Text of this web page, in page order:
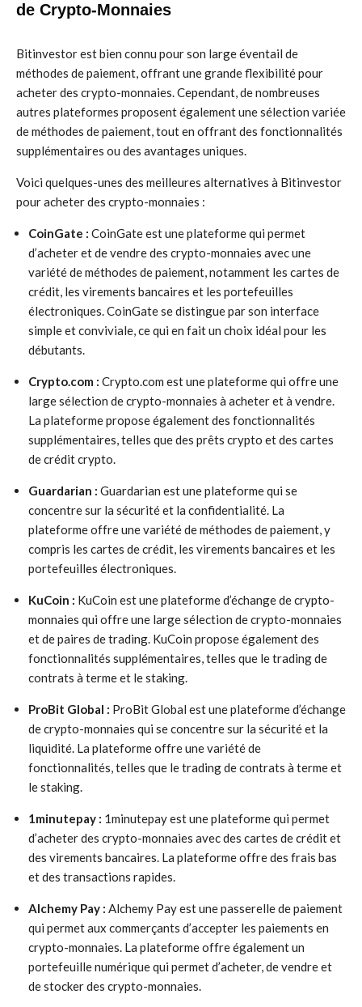
de Crypto-Monnaies
Bitinvestor est bien connu pour son large éventail de
méthodes de paiement, offrant une grande flexibilité pour
acheter des crypto-monnaies. Cependant, de nombreuses
autres plateformes proposent également une sélection variée
de méthodes de paiement, tout en offrant des fonctionnalités
supplémentaires ou des avantages uniques.
Voici quelques-unes des meilleures alternatives à Bitinvestor
pour acheter des crypto-monnaies :
CoinGate : CoinGate est une plateforme qui permet
d’acheter et de vendre des crypto-monnaies avec une
variété de méthodes de paiement, notamment les cartes de
crédit, les virements bancaires et les portefeuilles
électroniques. CoinGate se distingue par son interface
simple et conviviale, ce qui en fait un choix idéal pour les
débutants.
Crypto.com : Crypto.com est une plateforme qui offre une
large sélection de crypto-monnaies à acheter et à vendre.
La plateforme propose également des fonctionnalités
supplémentaires, telles que des prêts crypto et des cartes
de crédit crypto.
Guardarian : Guardarian est une plateforme qui se
concentre sur la sécurité et la confidentialité. La
plateforme offre une variété de méthodes de paiement, y
compris les cartes de crédit, les virements bancaires et les
portefeuilles électroniques.
KuCoin : KuCoin est une plateforme d’échange de crypto-
monnaies qui offre une large sélection de crypto-monnaies
et de paires de trading. KuCoin propose également des
fonctionnalités supplémentaires, telles que le trading de
contrats à terme et le staking.
ProBit Global : ProBit Global est une plateforme d’échange
de crypto-monnaies qui se concentre sur la sécurité et la
liquidité. La plateforme offre une variété de
fonctionnalités, telles que le trading de contrats à terme et
le staking.
1minutepay : 1minutepay est une plateforme qui permet
d’acheter des crypto-monnaies avec des cartes de crédit et
des virements bancaires. La plateforme offre des frais bas
et des transactions rapides.
Alchemy Pay : Alchemy Pay est une passerelle de paiement
qui permet aux commerçants d’accepter les paiements en
crypto-monnaies. La plateforme offre également un
portefeuille numérique qui permet d’acheter, de vendre et
de stocker des crypto-monnaies.